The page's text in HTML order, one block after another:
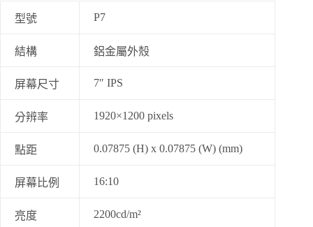
型號 P7
結構 鋁金屬外殼
屏幕尺寸 7″ IPS
分辨率 1920×1200 pixels
點距 0.07875 (H) x 0.07875 (W) (mm)
屏幕比例 16:10
亮度 2200cd/m²